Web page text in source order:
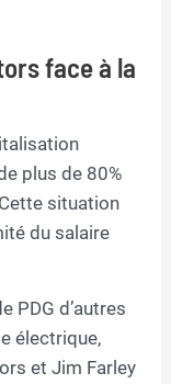
face à la
plus de 80%
situation
du salaire
PDG d’autres
électrique,
et Jim Farley